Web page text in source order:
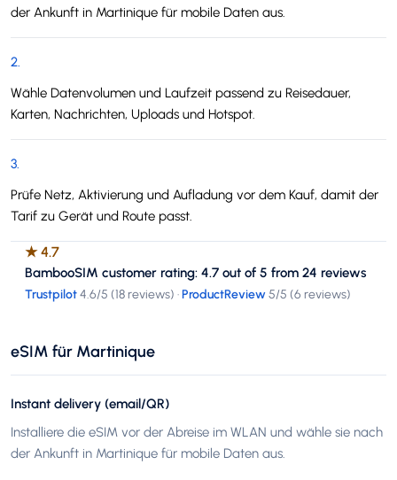
der Ankunft in Martinique für mobile Daten aus.
2.
Wähle Datenvolumen und Laufzeit passend zu Reisedauer,
Karten, Nachrichten, Uploads und Hotspot.
3.
Prüfe Netz, Aktivierung und Aufladung vor dem Kauf, damit der
Tarif zu Gerät und Route passt.
★4.7
BambooSIM customer rating: 4.7 out of 5 from 24 reviews
Trustpilot4.6/5 (18 reviews) ·ProductReview5/5 (6 reviews)
eSIM für Martinique
Instant delivery (email/QR)
Installiere die eSIM vor der Abreise im WLAN und wähle sie nach
der Ankunft in Martinique für mobile Daten aus.